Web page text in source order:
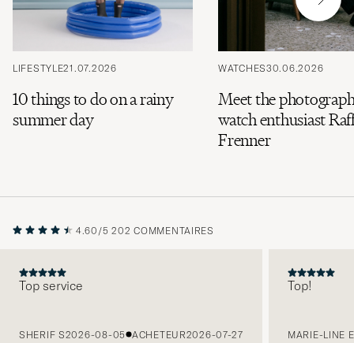
LIFESTYLE21.07.2026
10 things to do on a rainy
summer day
WATCHES30.06.2026
Meet the
watch enthusiast
Frenner
4.60/5 202 COMMENTAIRES
Top service
SHERIF S2026-08-05 ACHETEUR2026-07-27
Top!
MARIE-LINE